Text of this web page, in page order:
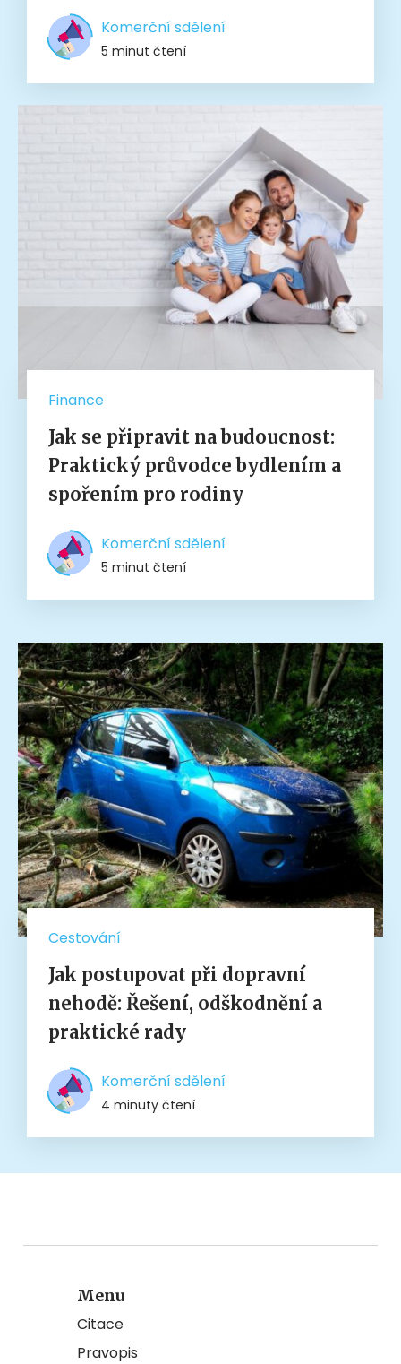
Komerční sdělení
5 minut čtení
Finance
Jak se připravit na budoucnost:
Praktický průvodce bydlením a
spořením pro rodiny
Komerční sdělení
5 minut čtení
Cestování
Jak postupovat při dopravní
nehodě: Řešení, odškodnění a
praktické rady
Komerční sdělení
4 minuty čtení
Menu
Citace
Pravopis